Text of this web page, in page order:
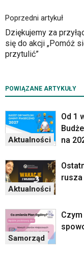
Google
Maps
osadzane
w
formie
te
są
za
pomocą
strzałek
lub
odpowiadających
im
klawiaturowych
czytniku
Poprzedni artykuł
Dziękujemy za
się do akcji „Pomóż
przytulić”
POWIĄZANE ARTYKUŁY
Aktualności
Od 1
na
Aktualności
rusza
Samorząd